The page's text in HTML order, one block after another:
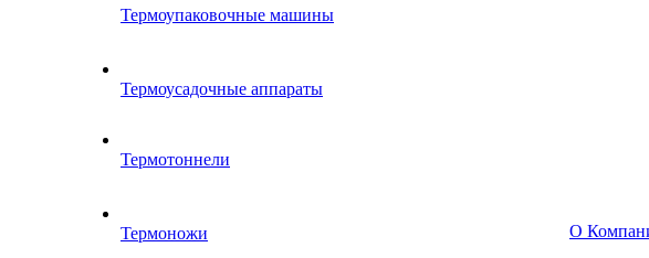
Термоупаковочные машины
Термоусадочные аппараты
Термотоннели
Термоножи
О